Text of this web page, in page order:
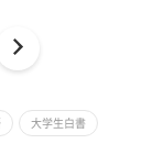
大学生白書